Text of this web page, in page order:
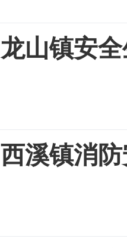
龙山镇安
西溪镇消